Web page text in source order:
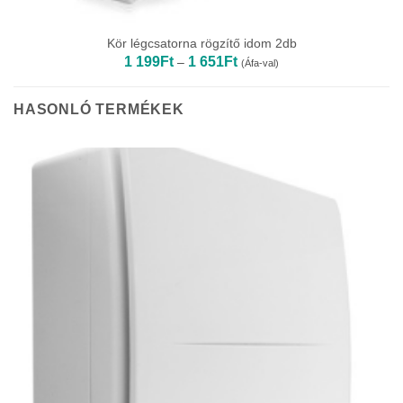
Kör légcsatorna rögzítő idom 2db
1 199Ft – 1 651FtÁrtartomány:
1
(Áfa-val)
HASONLÓ TERMÉKEK